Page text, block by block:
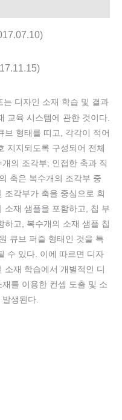
는 디자인 소재 학습 및 결과
교육 시스템에 관한 것이다.
브 형태를 띠고, 각각이 적어
지지되도록 구성되어 전체
의 조각부; 인접한 축과 직
축은 복수개의 조각부 중
조각부가 축을 중심으로 회
소재 샘플을 포함하고, 칩 부
하고, 복수개의 소재 샘플 칩
큐브 퍼즐 형태인 것을 특
수 있다. 이에 따르면 디자
소재 학습에서 개별적인 디
를 이용한 컨셉 도출 및 소
생된다.